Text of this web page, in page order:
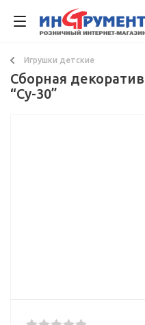
Игрушки детские
Сборная
“Су-30”